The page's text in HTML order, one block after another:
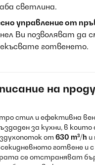
светлина.
управление от
Ви позволяват да
готвенето.
на
стил и ефективна
за кухни, в
от 630 m³/h и
готвене и
се отстраняват